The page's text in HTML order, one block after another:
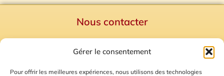
Gérer le consentement
Pour offrir les meilleures expériences, nous utilisons des technologies
Nous contacter
Mentions Légales
Plan du site